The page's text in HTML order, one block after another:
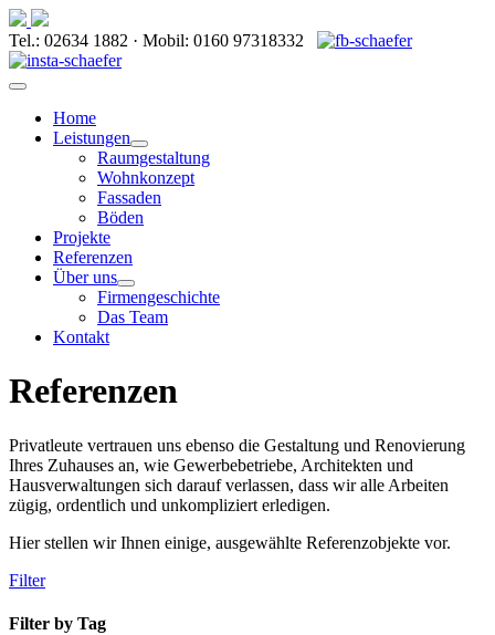
Tel.: 02634 1882 · Mobil: 0160 97318332
Home
Leistungen
Raumgestaltung
Wohnkonzept
Fassaden
Böden
Projekte
Referenzen
Über uns
Firmengeschichte
Das Team
Kontakt
Referenzen
Privatleute vertrauen uns ebenso die Gestaltung und Renovierung
Ihres Zuhauses an, wie Gewerbebetriebe, Architekten und
Hausverwaltungen sich darauf verlassen, dass wir alle Arbeiten
zügig, ordentlich und unkompliziert erledigen.
Hier stellen wir Ihnen einige, ausgewählte Referenzobjekte vor.
Filter
Filter by Tag